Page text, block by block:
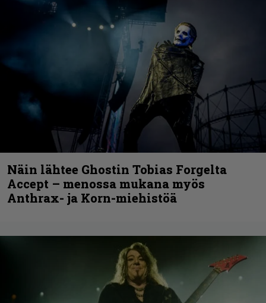
Näin lähtee Ghostin Tobias Forgelta
Accept – menossa mukana myös
Anthrax- ja Korn-miehistöä